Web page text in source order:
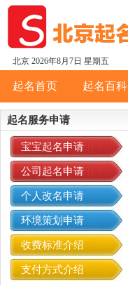
北京 2026年8月7日 星期五
起名首页 起名百科
起名服务申请
宝宝起名申请
公司起名申请
个人改名申请
环境策划申请
收费标准介绍
支付方式介绍